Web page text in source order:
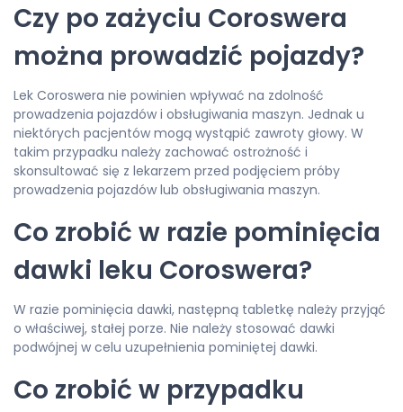
Czy po zażyciu Coroswera
można prowadzić pojazdy?
Lek Coroswera nie powinien wpływać na zdolność
prowadzenia pojazdów i obsługiwania maszyn. Jednak u
niektórych pacjentów mogą wystąpić zawroty głowy. W
takim przypadku należy zachować ostrożność i
skonsultować się z lekarzem przed podjęciem próby
prowadzenia pojazdów lub obsługiwania maszyn.
Co zrobić w razie pominięcia
dawki leku Coroswera?
W razie pominięcia dawki, następną tabletkę należy przyjąć
o właściwej, stałej porze. Nie należy stosować dawki
podwójnej w celu uzupełnienia pominiętej dawki.
Co zrobić w przypadku